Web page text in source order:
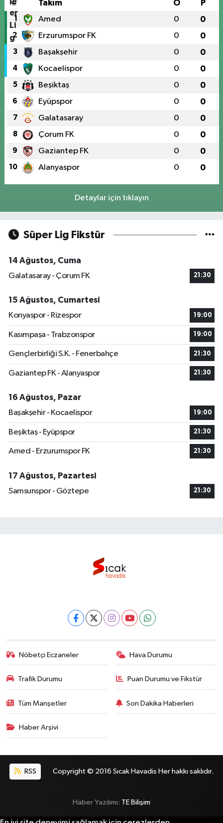
# Takım O P
1 Amed 0 0
2 Erzurumspor FK 0 0
3 Başakşehir 0 0
4 Kocaelispor 0 0
5 Beşiktaş 0 0
6 Eyüpspor 0 0
7 Galatasaray 0 0
8 Çorum FK 0 0
9 Gaziantep FK 0 0
10 Alanyaspor 0 0
Detaylar için tıklayın
Süper Lig Fikstür
14 Ağustos, Cuma
Galatasaray - Çorum FK
21:30
15 Ağustos, Cumartesi
Konyaspor - Rizespor
19:00
Kasımpaşa - Trabzonspor 19:00
Gençlerbirliği S.K. - Fenerbahçe 21:30
Gaziantep FK - Alanyaspor 21:30
16 Ağustos, Pazar
Başakşehir - Kocaelispor
19:00
Beşiktaş - Eyüpspor 21:30
Amed - Erzurumspor FK 21:30
17 Ağustos, Pazartesi
Samsunspor - Göztepe
21:30
Nöbetçi Eczaneler Hava Durumu
Trafik Durumu Puan Durumu ve Fikstür
Tüm Manşetler Son Dakika Haberleri
Haber Arşivi
RSS Copyright © 2016 Sıcak Havadis Her hakkı saklıdır.
Haber Yazılımı: TE Bilişim